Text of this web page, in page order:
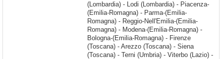
(Lombardia) - Lodi (Lombardia) - Piacenza-
(Emilia-Romagna) - Parma-(Emilia-
Romagna) - Reggio-Nell'Emilia-(Emilia-
Romagna) - Modena-(Emilia-Romagna) -
Bologna-(Emilia-Romagna) - Firenze
(Toscana) - Arezzo (Toscana) - Siena
(Toscana) - Terni (Umbria) - Viterbo (Lazio) -